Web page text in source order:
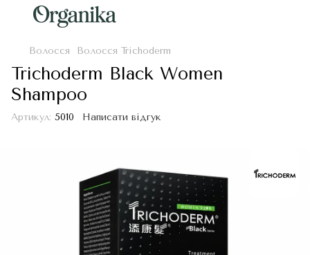
Волосся Волосся Trichoderm
Trichoderm Black Women
Shampoo
Артикул: 5010 Написати відгук